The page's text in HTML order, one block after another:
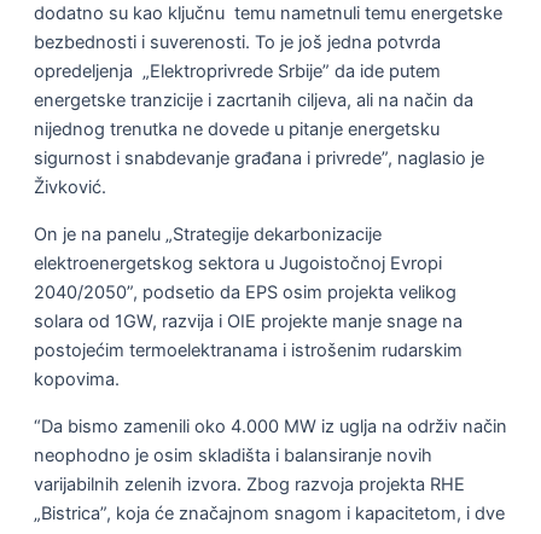
dodatno su kao ključnu temu nametnuli temu energetske
bezbednosti i suverenosti. To je još jedna potvrda
opredeljenja „Elektroprivrede Srbije” da ide putem
energetske tranzicije i zacrtanih ciljeva, ali na način da
nijednog trenutka ne dovede u pitanje energetsku
sigurnost i snabdevanje građana i privrede”, naglasio je
Živković.
On je na panelu „Strategije dekarbonizacije
elektroenergetskog sektora u Jugoistočnoj Evropi
2040/2050”, podsetio da EPS osim projekta velikog
solara od 1GW, razvija i OIE projekte manje snage na
postojećim termoelektranama i istrošenim rudarskim
kopovima.
“Da bismo zamenili oko 4.000 MW iz uglja na održiv način
neophodno je osim skladišta i balansiranje novih
varijabilnih zelenih izvora. Zbog razvoja projekta RHE
„Bistrica”, koja će značajnom snagom i kapacitetom, i dve